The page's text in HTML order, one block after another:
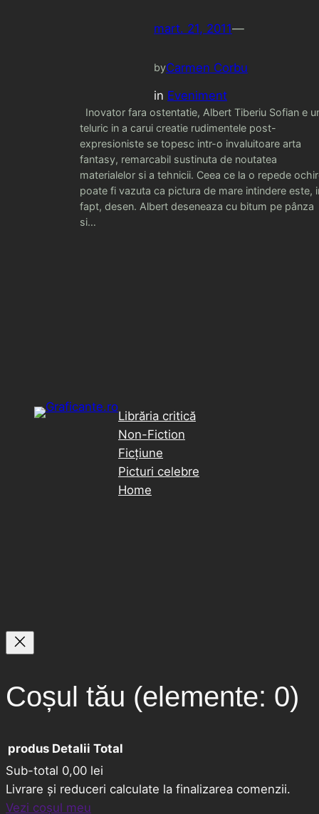
mart. 21, 2011—
byCarmen Corbu
in Eveniment
Inovator fara ostentatie, Albert Tiberiu Sofian e
teluric in a carui creatie rudimentele post-
expresioniste se topesc intr-o invaluitoare arta
fantasy, remarcabil sustinuta de noutatea
materialelor si a tehnicii. Ceea ce la o repede
poate fi vazuta ca pictura de mare intindere este,
fapt, desen. Albert deseneaza cu bitum pe pânza
si…
Librăria critică
Non-Fiction
Ficțiune
Picturi celebre
Home
Coșul tău (elemente: 0)
Produse
produs Detalii Total
Sub-total 0,00 lei
Livrare și reduceri calculate la finalizarea comenzii.
Vezi coșul meu